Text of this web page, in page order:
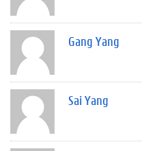
Gang Yang
Sai Yang